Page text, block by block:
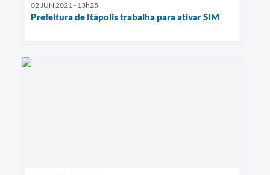
02 JUN 2021 - 13h25
Prefeitura de Itápolis trabalha para ativar SIM